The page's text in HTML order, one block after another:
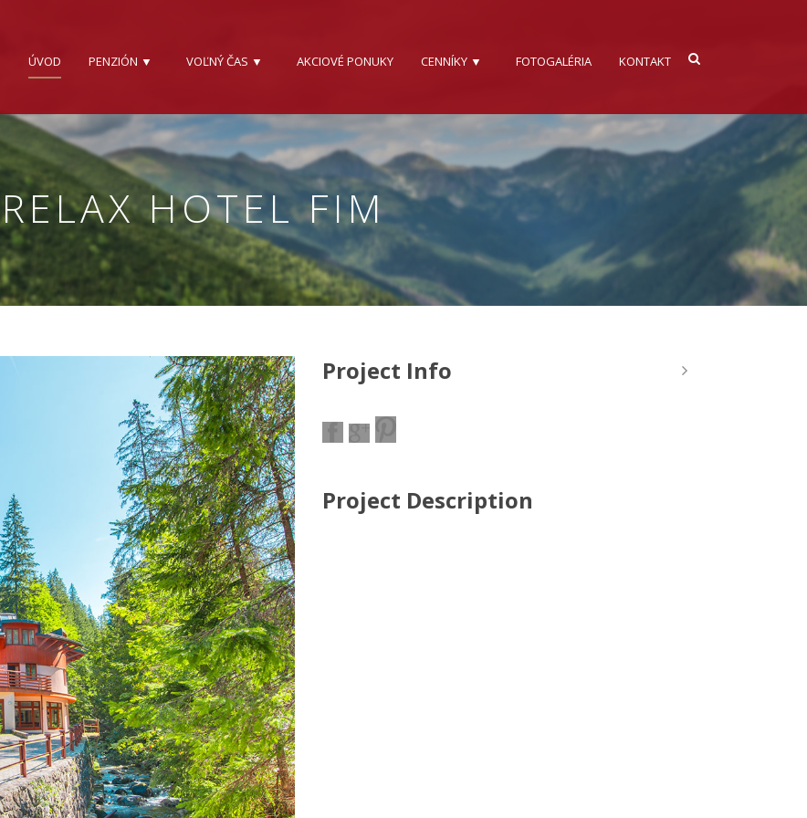
ÚVOD PENZIÓN ▼ VOĽNÝ ČAS ▼ AKCIOVÉ PONUKY CENNÍKY ▼ FOTOGALÉRIA KONTAKT
RELAX HOTEL FIM
Project Info
Project Description
Nevyhnutné
Tieto cookies
sú
nevyhnutné
pre správne
fungovanie
našej webovej
stránky.
Zahŕňajú
napríklad
prihlásenie,